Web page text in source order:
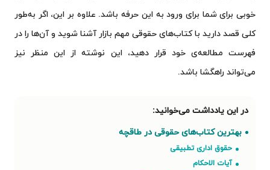
خوبی برای شما برای ورود به این حرفه باشد. علاوه بر این، اگر به‌طور
کلی قصد دارید با کتاب‌های حقوقی مهم بازار آشنا شوید و آن‌ها را در
فهرست مطالعه‌ی خود قرار دهید، این نوشته از این منظر نیز
می‌تواند راهگشا باشد.
بهترین کتاب‌های حقوقی در طاقچه
حقوق اداری تطبیقی
آیات الاحکام